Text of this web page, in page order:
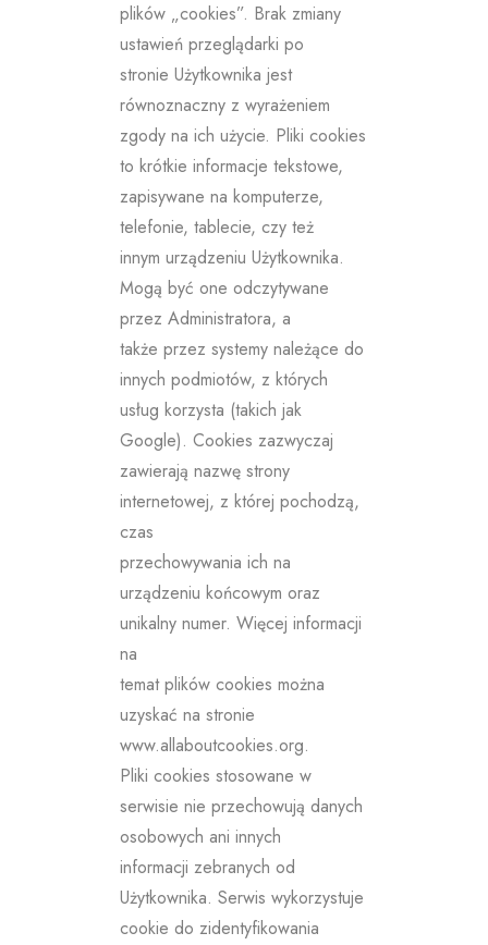
plików „cookies”. Brak zmiany
ustawień przeglądarki po
stronie Użytkownika jest
równoznaczny z wyrażeniem
zgody na ich użycie. Pliki cookies
to krótkie informacje tekstowe,
zapisywane na komputerze,
telefonie, tablecie, czy też
innym urządzeniu Użytkownika.
Mogą być one odczytywane
przez Administratora, a
także przez systemy należące do
innych podmiotów, z których
usług korzysta (takich jak
Google). Cookies zazwyczaj
zawierają nazwę strony
internetowej, z której pochodzą,
czas
przechowywania ich na
urządzeniu końcowym oraz
unikalny numer. Więcej informacji
na
temat plików cookies można
uzyskać na stronie
www.allaboutcookies.org.
Pliki cookies stosowane w
serwisie nie przechowują danych
osobowych ani innych
informacji zebranych od
Użytkownika. Serwis wykorzystuje
cookie do zidentyfikowania